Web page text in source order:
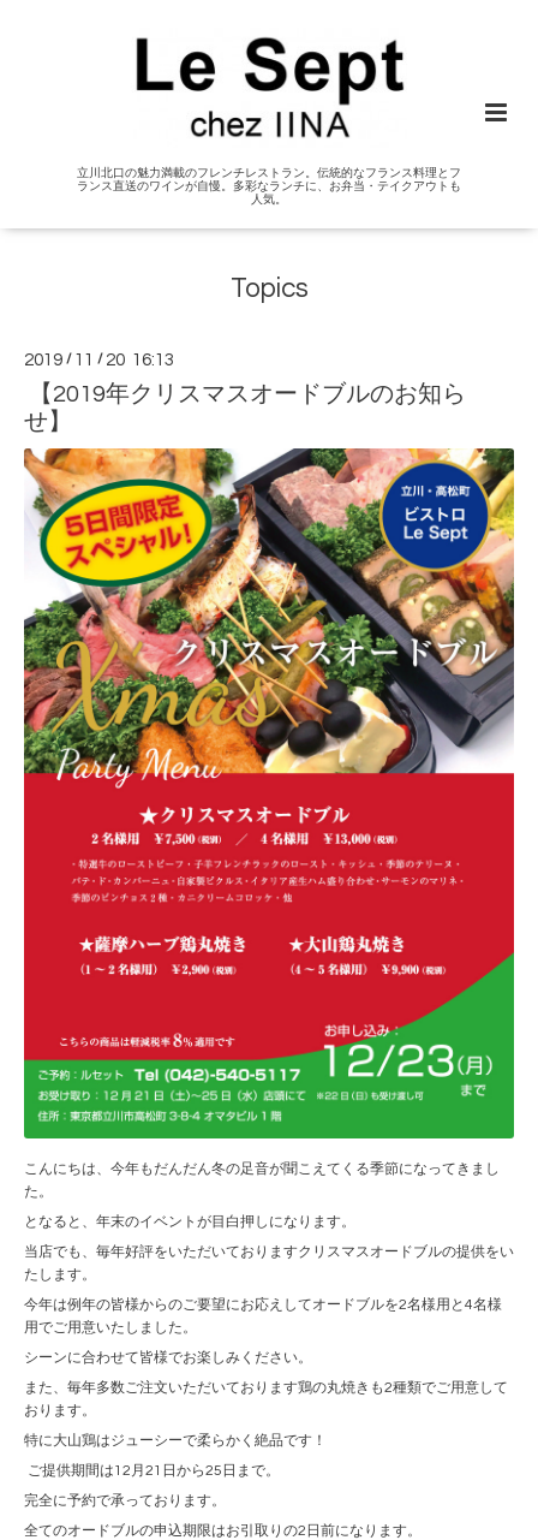
立川北口の魅力満載のフレンチレストラン。伝統的なフランス料理とフ
ランス直送のワインが自慢。多彩なランチに、お弁当・テイクアウトも
人気。
Topics
2019 / 11 / 20 16:13
【2019年クリスマスオードブルのお知ら
せ】
こんにちは、今年もだんだん冬の足音が聞こえてくる季節になってきまし
た。
となると、年末のイベントが目白押しになります。
当店でも、毎年好評をいただいておりますクリスマスオードブルの提供をい
たします。
今年は例年の皆様からのご要望にお応えしてオードブルを2名様用と4名様
用でご用意いたしました。
シーンに合わせて皆様でお楽しみください。
また、毎年多数ご注文いただいております鶏の丸焼きも2種類でご用意して
おります。
特に大山鶏はジューシーで柔らかく絶品です！
ご提供期間は12月21日から25日まで。
完全に予約で承っております。
全てのオードブルの申込期限はお引取りの2日前になります。